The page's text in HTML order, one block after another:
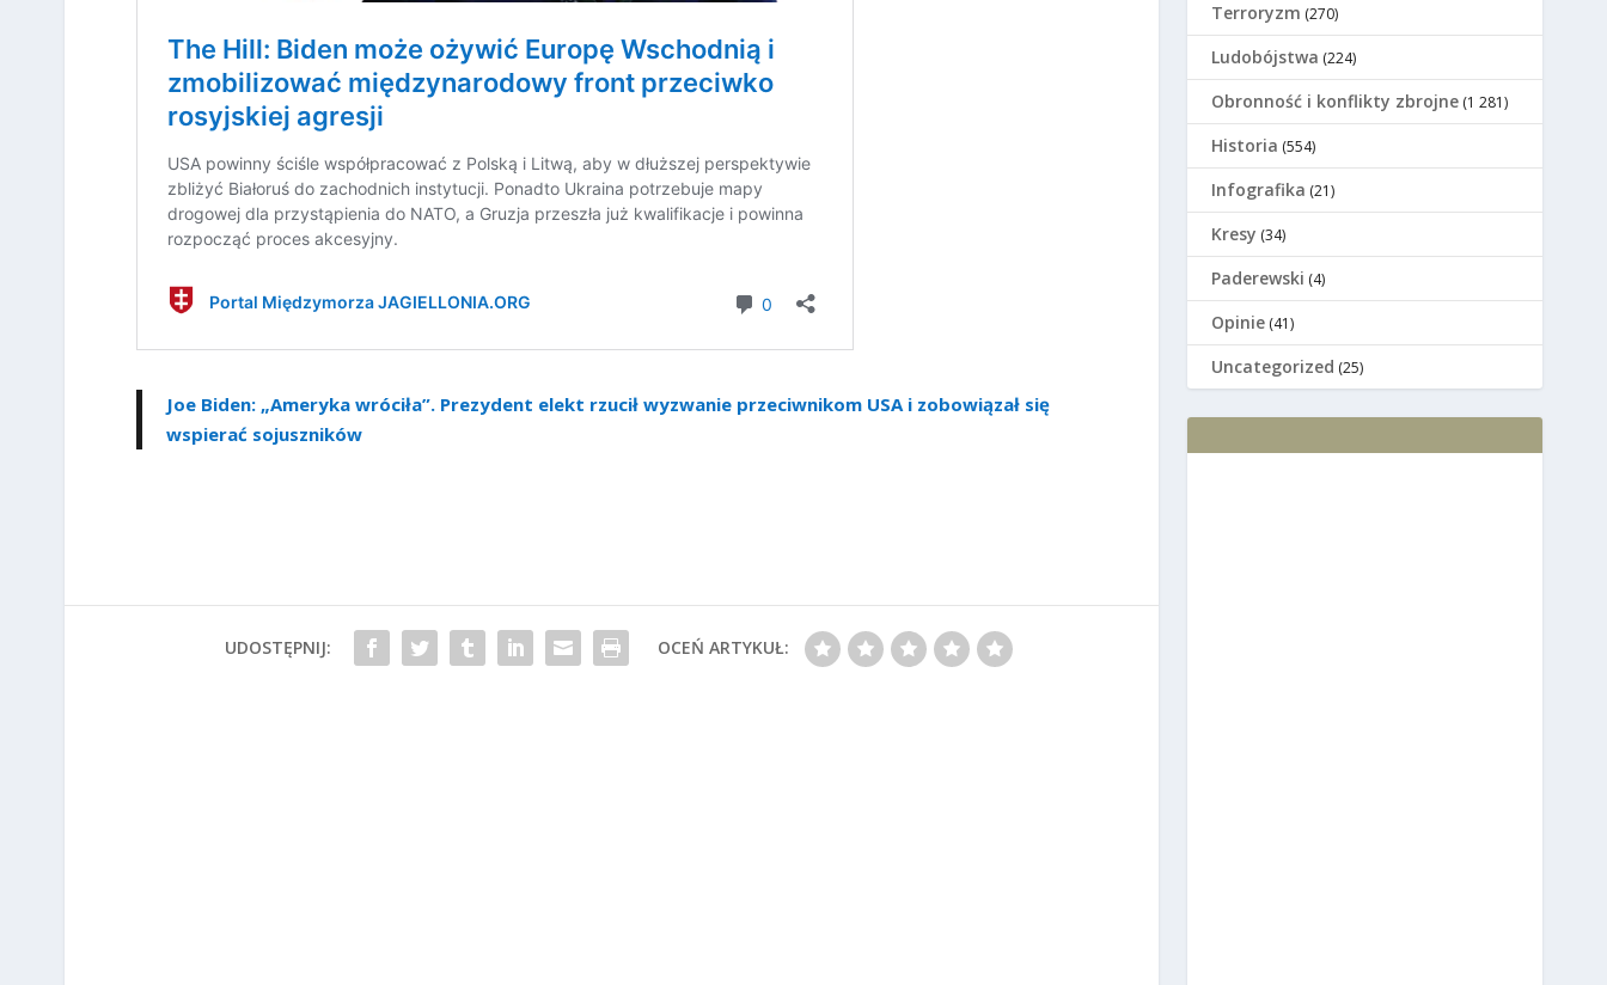
Joe Biden: „Ameryka wróciła”. Prezydent elekt rzucił wyzwanie przeciwnikom USA i zobowiązał się
wspierać sojuszników
UDOSTĘPNIJ: OCEŃ ARTYKUŁ:
Terroryzm (270)
Ludobójstwa (224)
Оbronność i konflikty zbrojne (1 281)
Historia (554)
Infografika (21)
Kresy (34)
Paderewski (4)
Opinie (41)
Uncategorized (25)